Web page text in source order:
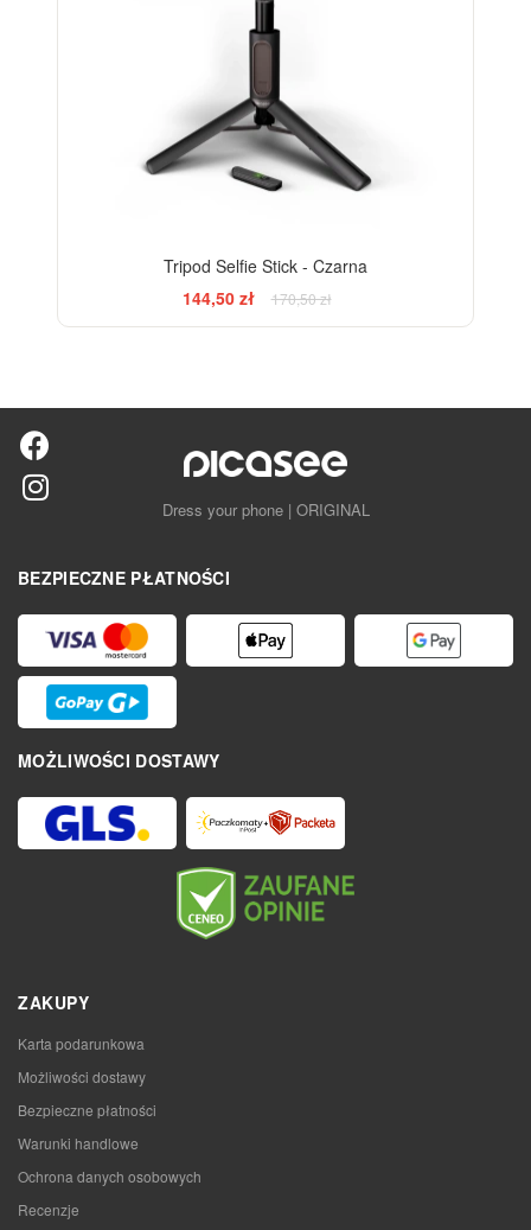
Tripod Selfie Stick - Czarna
144,50 zł
170,50 zł
Dress your phone | ORIGINAL
BEZPIECZNE PŁATNOŚCI
MOŻLIWOŚCI DOSTAWY
ZAKUPY
Karta podarunkowa
Możliwości dostawy
Bezpieczne płatności
Warunki handlowe
Ochrona danych osobowych
Recenzje